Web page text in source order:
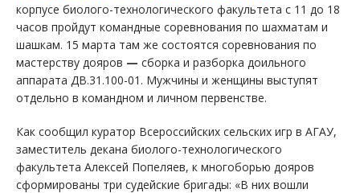
корпусе биолого-технологического факультета с 11 до 18
часов пройдут командные соревнования по шахматам и
шашкам. 15 марта там же состоятся соревнования по
мастерству дояров — сборка и разборка доильного
аппарата ДВ.31.100-01. Мужчины и женщины выступят
отдельно в командном и личном первенстве.
Как сообщил куратор Всероссийских сельских игр в АГАУ,
заместитель декана биолого-технологического
факультета Алексей Попеляев, к многоборью дояров
сформированы три судейские бригады: «В них вошли